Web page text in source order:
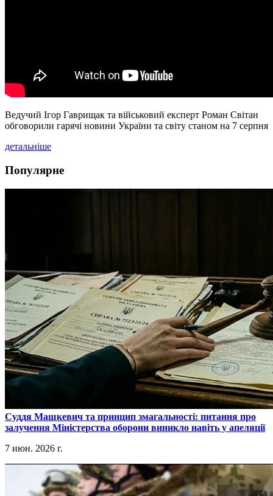
Ведучий Ігор Гаврищак та військовий експерт Роман Світан
обговорили гарячі новини України та світу станом на 7 серпня
детальніше
Популярне
​Суддя Машкевич та принцип змагальності: питання про
залучення Міністерства оборони виникло навіть у апеляції
7 июн. 2026 г.